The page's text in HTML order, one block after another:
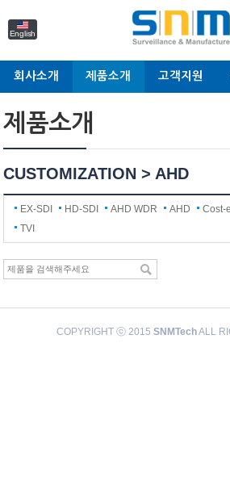
English
회사소개 제품소개 고객지원
제품소개
CUSTOMIZATION > AHD
EX-SDI HD-SDI AHD WDR AHD Cost-
TVI
COPYRIGHT ⓒ 2015 SNMTechALL